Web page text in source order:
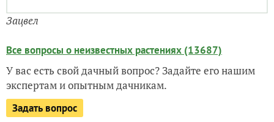
Зацвел
Все вопросы о неизвестных растениях (13687)
У вас есть свой дачный вопрос? Задайте его нашим
экспертам и опытным дачникам.
Задать вопрос